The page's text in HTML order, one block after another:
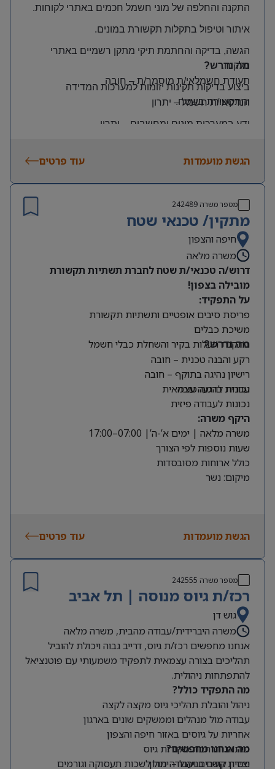
התקנה והחלפה של מוני חשמל חכמים באתרי לקוחות.
איתור וטיפול בתקלות תקשורת במונים.
הגשה, בדיקה והחתמת תיקי מתקן רשמיים באתרי
הלקוח.
ביצוע בדיקות תקינות יזומות למערכות המדידה
והתקשורת בשטח.
מה נדרש?
תעודת חשמלאי/ת מוסמך/ת – חובה
הנדסאי/ת חשמל– יתרון
ידע במערכות מונים ומחשבים יתרון
היקף משרה:
משרה מלאה | ימים: א’-ה’ | שעות: 8:00–17:00
תנאים:
רכב צמוד וטלפון סלולרי
שכר גבוה
מיקום: קדימה צורן
הגשת מועמדות עוד פרטים
מספר משרה242489
מתקין/ טכנאי שטח
חיפה והצפון
משרה מלאה
דרוש/ה טכנאי/ת שטח לחברת תשתיות תקשורת
מובילה בצפון!
על התפקיד:
פריסת סיבים אופטיים ותשתיות תקשורת
משיכת כבלים
התקנת תעלות בקיר והשחלת כבלי חשמל
מה נדרש?
רקע והבנה טכנית – חובה
רישיון נהיגה בתוקף – חובה
עברית ברמה טובה
נכונות להגעה עצמאית
נכונות לעבודה פיזית
היקף משרה:
משרה מלאה | ימים א’-ה’| 07:00–17:00
שעות נוספות לפי הצורך
כולל ארוחות מסובסדות
מיקום: נשר
הגשת מועמדות עוד פרטים
מספר משרה 242555
רכז/ת גיוס מנוסה | תל אביב
גוש דן
משרה היברידית/עבודה מהבית, משרה מלאה
אנחנו מחפשים רכז/ת גיוס, דרייב גבוה ויכולת להוביל
תהליכים בצורה עצמאית לתפקיד משמעותי עם פוטנציאל
להתפתחות ניהולית.
מה התפקיד כולל?
ניהול והובלת תהליכי גיוס מקצה לקצה
עבודה מול מנהלים וממשקים שונים בארגון
אחריות על גיוסים באזור חיפה והצפון
פיתוח והרחבת מקורות גיוס
יצירת קשרים ועבודה מול לשכות תעסוקה וגורמים
מה אנחנו מחפשים?
ניסיון קודם בניהול – יתרון